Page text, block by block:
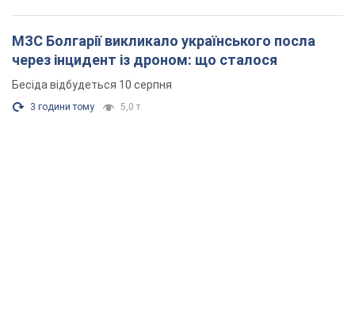
МЗС Болгарії викликало українського посла
через інцидент із дроном: що сталося
Бесіда відбудеться 10 серпня
3 години тому 5,0 т.